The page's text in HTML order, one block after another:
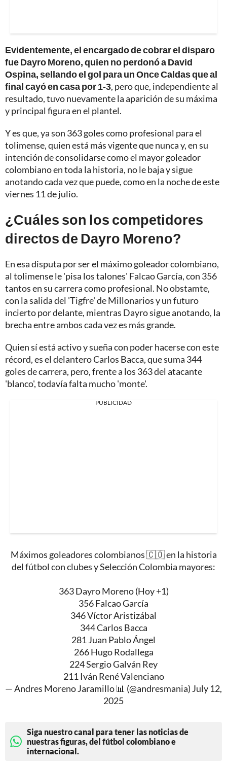
Evidentemente, el encargado de cobrar el disparo
fue Dayro Moreno, quien no perdonó a David
Ospina, sellando el gol para un Once Caldas que al
final cayó en casa por 1-3, pero que, independiente al
resultado, tuvo nuevamente la aparición de su máxima
y principal figura en el plantel.
Y es que, ya son 363 goles como profesional para el
tolimense, quien está más vigente que nunca y, en su
intención de consolidarse como el mayor goleador
colombiano en toda la historia, no le baja y sigue
anotando cada vez que puede, como en la noche de este
viernes 11 de julio.
¿Cuáles son los competidores
directos de Dayro Moreno?
En esa disputa por ser el máximo goleador colombiano,
al tolimense le 'pisa los talones' Falcao García, con 356
tantos en su carrera como profesional. No obstamte,
con la salida del 'Tigfre' de Millonarios y un futuro
incierto por delante, mientras Dayro sigue anotando, la
brecha entre ambos cada vez es más grande.
Quien sí está activo y sueña con poder hacerse con este
récord, es el delantero Carlos Bacca, que suma 344
goles de carrera, pero, frente a los 363 del atacante
'blanco', todavía falta mucho 'monte'.
PUBLICIDAD
Máximos goleadores colombianos 🇨🇴 en la historia
del fútbol con clubes y Selección Colombia mayores:
363 Dayro Moreno (Hoy +1)
356 Falcao García
346 Víctor Aristizábal
344 Carlos Bacca
281 Juan Pablo Ángel
266 Hugo Rodallega
224 Sergio Galván Rey
211 Iván René Valenciano
— Andres Moreno Jaramillo 📊 (@andresmania) July 12,
2025
Siga nuestro canal para tener las noticias de
nuestras figuras, del fútbol colombiano e
internacional.